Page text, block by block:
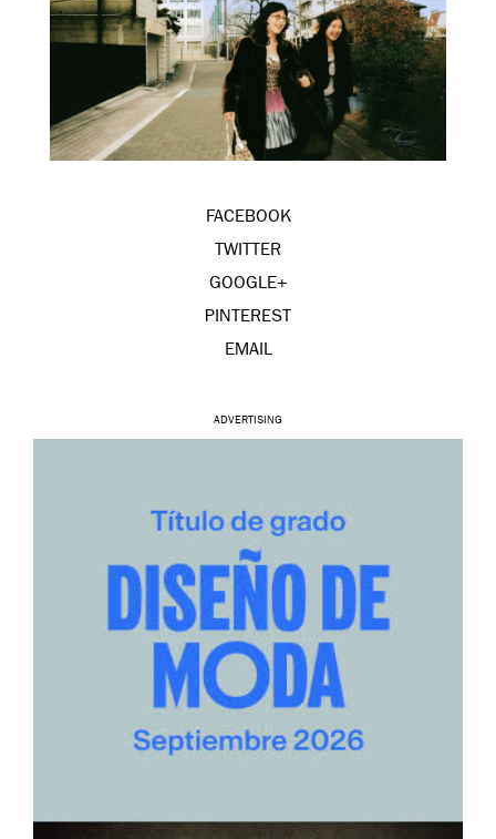
FACEBOOK
TWITTER
GOOGLE+
PINTEREST
EMAIL
ADVERTISING